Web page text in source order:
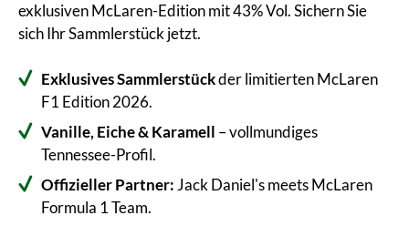
exklusiven McLaren-Edition mit 43% Vol. Sichern Sie
sich Ihr Sammlerstück jetzt.
Exklusives Sammlerstückder limitierten McLaren
F1 Edition 2026.
Vanille, Eiche & Karamell – vollmundiges
Tennessee-Profil.
Offizieller Partner: Jack Daniel's meets McLaren
Formula 1 Team.